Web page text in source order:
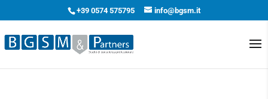
+39 0574 575795 info@bgsm.it